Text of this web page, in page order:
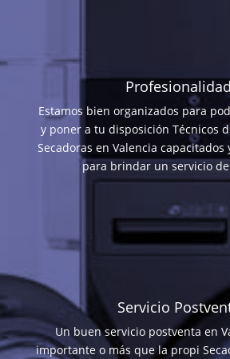
Estamos bien organizados para
y poner a tu disposición Técnicos
Secadoras en Valencia
para brindar un servicio
Servicio
Un buen servicio postventa en
importante o más que la propi